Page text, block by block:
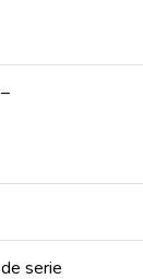
–
de serie